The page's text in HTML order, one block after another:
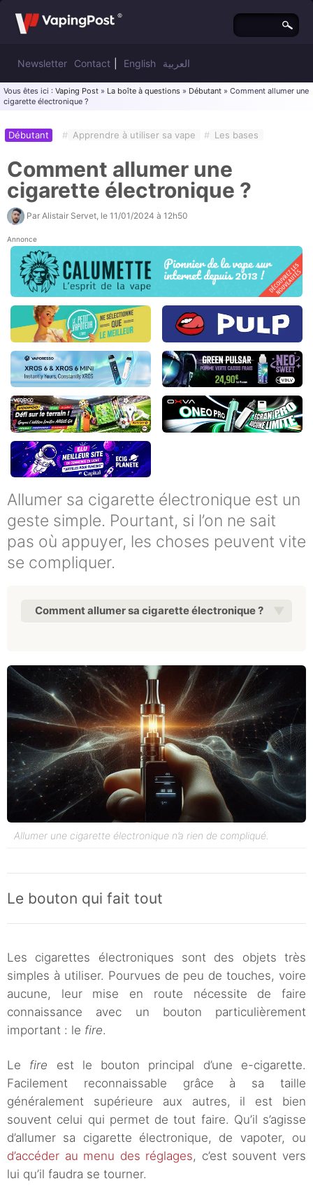
Newsletter Contact English العربية
Vous êtes ici : Vaping Post » La boîte à questions » Débutant » Comment allumer une
cigarette électronique ?
Débutant # Apprendre à utiliser sa vape # Les bases
Comment allumer une
cigarette électronique ?
Par Alistair Servet , le 11/01/2024 à 12h50
Annonce
Allumer sa cigarette électronique est un
geste simple. Pourtant, si l’on ne sait
pas où appuyer, les choses peuvent vite
se compliquer.
Comment allumer sa cigarette électronique ?
Allumer une cigarette électronique n’a rien de compliqué.
Le bouton qui fait tout
Les cigarettes électroniques sont des objets très
simples à utiliser. Pourvues de peu de touches, voire
aucune, leur mise en route nécessite de faire
connaissance avec un bouton particulièrement
important : le fire.
Le fire est le bouton principal d’une e-cigarette.
Facilement reconnaissable grâce à sa taille
généralement supérieure aux autres, il est bien
souvent celui qui permet de tout faire. Qu’il s’agisse
d’allumer sa cigarette électronique, de vapoter, ou
d’accéder au menu des réglages, c’est souvent vers
lui qu’il faudra se tourner.